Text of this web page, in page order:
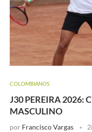
COLOMBIANOS
J30 PEREIRA 2026:
MASCULINO
por Francisco Vargas